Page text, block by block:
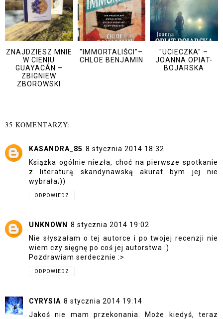
ZNAJDZIESZ MNIE
W CIENIU
GUAYACÁN –
ZBIGNIEW
ZBOROWSKI
"IMMORTALIŚCI"–
CHLOE BENJAMIN
"UCIECZKA" –
JOANNA OPIAT-
BOJARSKA
35 KOMENTARZY:
KASANDRA_85 8 stycznia 2014 18:32
Książka ogólnie niezła, choć na pierwsze spotkanie
z literaturą skandynawską akurat bym jej nie
wybrała;))
ODPOWIEDZ
UNKNOWN
8 stycznia 2014 19:02
Nie słyszałam o tej autorce i po twojej recenzji nie
wiem czy sięgnę po coś jej autorstwa :)
Pozdrawiam serdecznie :>
ODPOWIEDZ
CYRYSIA 8 stycznia 2014 19:14
Jakoś nie mam przekonania. Może kiedyś, teraz